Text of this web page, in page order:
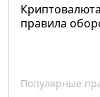
правила
Популярные